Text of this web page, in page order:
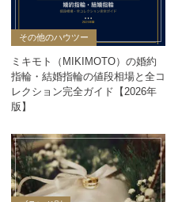
その他のハウツー
ミキモト（MIKIMOTO）の婚約
指輪・結婚指輪の値段相場と全コ
レクション完全ガイド【2026年
版】